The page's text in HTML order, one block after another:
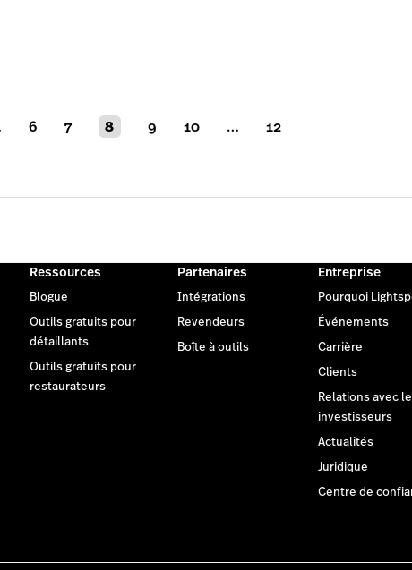
6 7 8 9 10 … 12
Ressources
Blogue
Outils gratuits pour
détaillants
Outils gratuits pour
restaurateurs
Partenaires
Intégrations
Revendeurs
Boîte à outils
Entreprise
Pourquoi
Événements
Carrière
Clients
Relations avec
investisseurs
Actualités
Juridique
Centre de